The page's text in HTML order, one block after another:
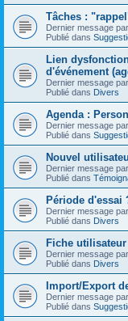
Tâches :
Dernier message par
Publié dans
Lien
d'événement
Dernier message par
Publié dans Divers
Agenda :
Dernier message par
Publié dans
Nouvel
Dernier message par
Publié dans
Période d'essai
Dernier message par
Publié dans Divers
Fiche
Dernier message par
Publié dans Divers
Import/Export
Dernier message par
Publié dans